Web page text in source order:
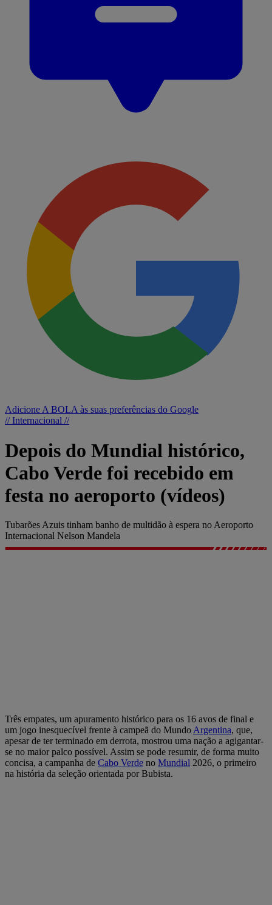
Adicione A BOLA às suas preferências do Google
// Internacional //
Depois do Mundial histórico,
Cabo Verde foi recebido em
festa no aeroporto (vídeos)
Tubarões Azuis tinham banho de multidão à espera no Aeroporto
Internacional Nelson Mandela
Três empates, um apuramento histórico para os 16 avos de final e
um jogo inesquecível frente à campeã do Mundo Argentina, que,
apesar de ter terminado em derrota, mostrou uma nação a agigantar-
se no maior palco possível. Assim se pode resumir, de forma muito
concisa, a campanha de Cabo Verde no Mundial 2026, o primeiro
na história da seleção orientada por Bubista.